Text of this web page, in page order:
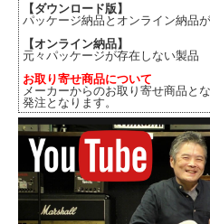
【ダウンロード版】
パッケージ納品とオンライン納品
【オンライン納品】
元々パッケージが存在しない製品
お取り寄せ商品について
メーカーからのお取り寄せ商品と
発注となります。